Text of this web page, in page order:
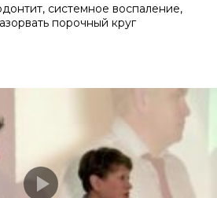
системное воспаление,
порочный круг